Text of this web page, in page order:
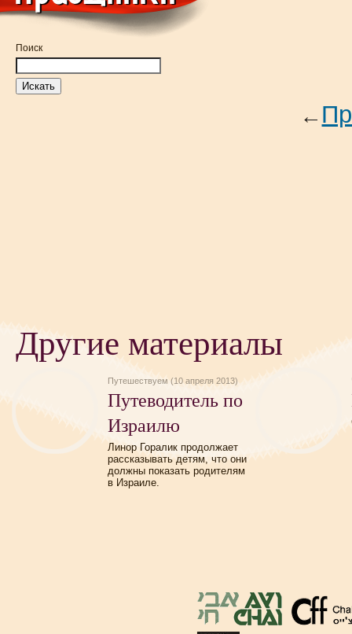
Поиск
Другие материалы
Путешествуем (10 апреля 2013)
Путеводитель по
Израилю
Линор Горалик продолжает
рассказывать детям, что они
должны показать родителям
в Израиле.